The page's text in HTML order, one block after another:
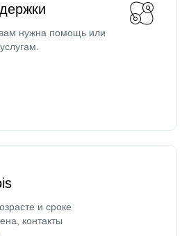
нужна помощь или
и сроке
контакты